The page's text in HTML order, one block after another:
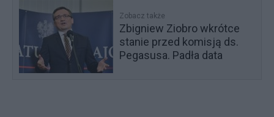
Zobacz także
Zbigniew Ziobro wkrótce
stanie przed komisją ds.
Pegasusa. Padła data